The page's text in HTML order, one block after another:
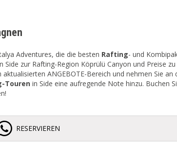
Adventures, die die besten Rafting- und
zur Rafting-Region Köprülü Canyon und Preise
ANGEBOTE-Bereich und nehmen Sie an
Touren in Side eine aufregende Note hinzu. Buchen
RESERVIEREN